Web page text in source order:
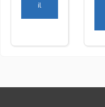
il